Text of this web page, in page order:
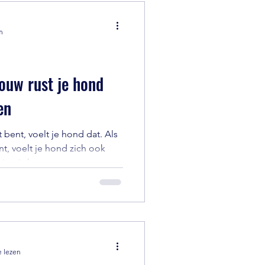
en directe
rust je hond
bent, voelt je hond dat. Als
voelt je hond zich ook
is het vermogen om
lastig of koppig
lezen